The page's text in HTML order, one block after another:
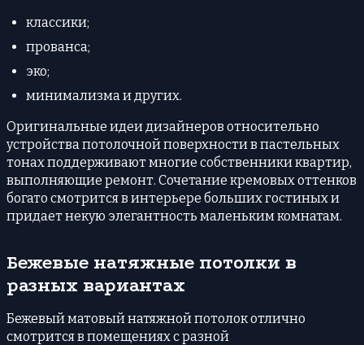
классики;
прованса;
эко;
минимализма и других.
Оригинальные идеи дизайнеров относительно
устройства потолочной поверхности в пастельных
тонах поддерживают многие собственники квартир,
выполняющие ремонт. Сочетание кремовых оттенков
богато смотрится в интерьере больших гостиных и
придает некую элегантность маленьким комнатам.
Бежевые натяжные потолки в
разных вариантах
Бежевый матовый натяжной потолок отлично
смотрится в помещениях с разной